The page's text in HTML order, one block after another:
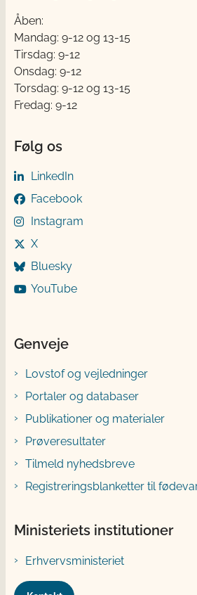
Åben:
Mandag: 9-12 og 13-15
Tirsdag: 9-12
Onsdag: 9-12
Torsdag: 9-12 og 13-15
Fredag: 9-12
Følg os
LinkedIn
Facebook
Instagram
X
Bluesky
YouTube
Genveje
Lovstof og vejledninger
Portaler og databaser
Publikationer og materialer
Prøveresultater
Tilmeld nyhedsbreve
Registreringsblanketter til
Ministeriets institutioner
Erhvervsministeriet